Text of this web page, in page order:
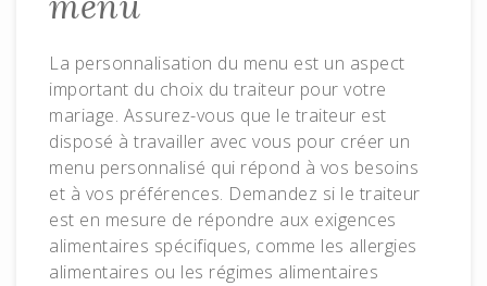
La personnalisation du menu est un aspect
important du choix du traiteur pour votre
mariage. Assurez-vous que le traiteur est
disposé à travailler avec vous pour créer un
menu personnalisé qui répond à vos besoins
et à vos préférences. Demandez si le traiteur
est en mesure de répondre aux exigences
alimentaires spécifiques, comme les allergies
alimentaires ou les régimes alimentaires